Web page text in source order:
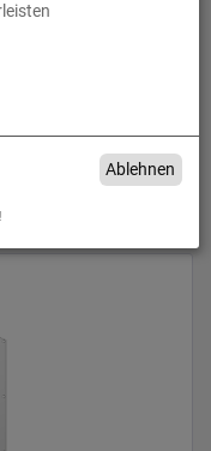
| beidseitigAblehnen